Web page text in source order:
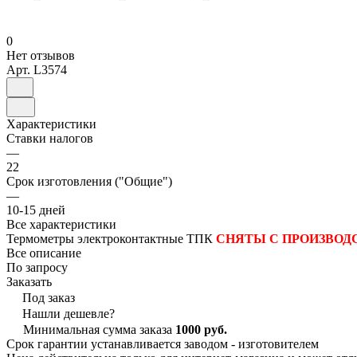
0
Нет отзывов
Арт. L3574
Характеристики
Ставки налогов
—
22
Срок изготовления ("Общие")
—
10-15 дней
Все характеристики
Термометры электроконтактные ТПК СНЯТЫ С
Все описание
По запросу
Заказать
Под заказ
Нашли дешевле?
Минимальная сумма заказа 1000 руб.
Срок гарантии устанавливается заводом - изготовителем